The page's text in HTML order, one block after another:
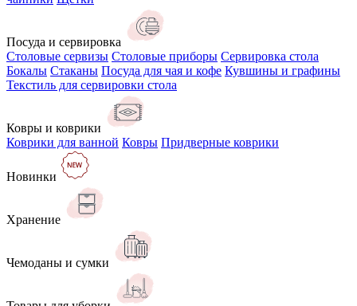
Посуда и сервировка
Столовые сервизы Столовые приборы Сервировка стола
Бокалы Стаканы Посуда для чая и кофе Кувшины и графины
Текстиль для сервировки стола
Ковры и коврики
Коврики для ванной Ковры Придверные коврики
Новинки
Хранение
Чемоданы и сумки